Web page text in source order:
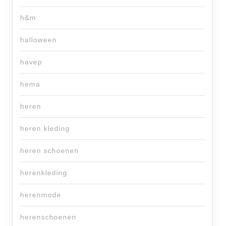
h&m
halloween
havep
hema
heren
heren kleding
heren schoenen
herenkleding
herenmode
herenschoenen